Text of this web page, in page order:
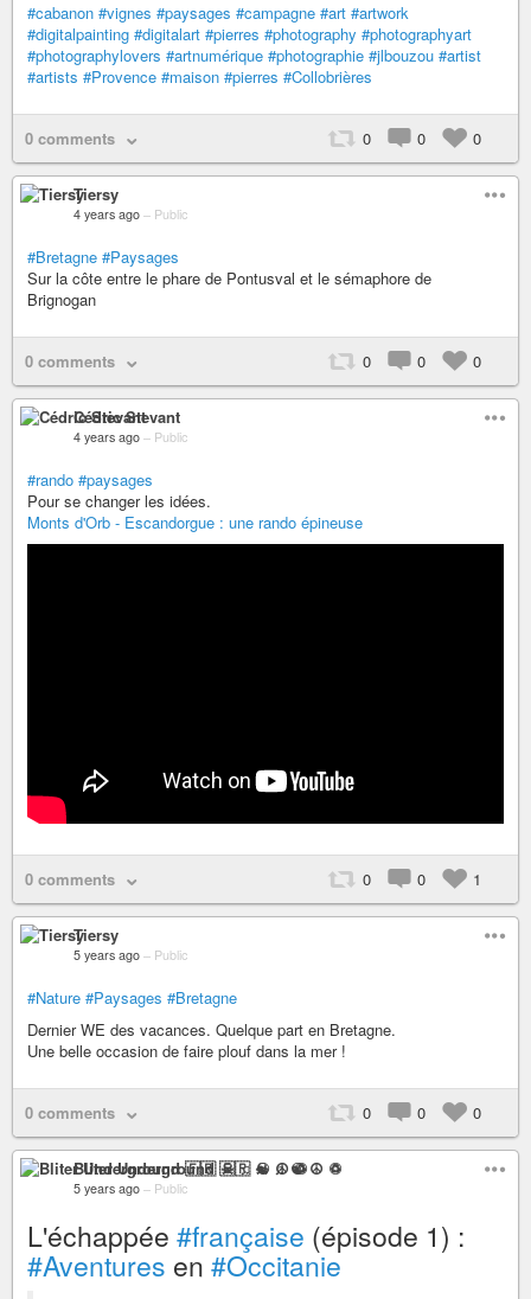
#cabanon #vignes #paysages #campagne #art #artwork
#digitalpainting #digitalart #pierres #photography #photographyart
#photographylovers #artnumérique #photographie #jlbouzou #artist
#artists #Provence #maison #pierres #Collobrières
0 comments 0 0 0
Tiersy
4 years ago – Public
#Bretagne #Paysages
Sur la côte entre le phare de Pontusval et le sémaphore de
Brignogan
0 comments 0 0 0
Cédric Stevant
4 years ago – Public
#rando #paysages
Pour se changer les idées.
Monts d'Orb - Escandorgue : une rando épineuse
0 comments 0 0 1
Tiersy
5 years ago – Public
#Nature #Paysages #Bretagne
Dernier WE des vacances. Quelque part en Bretagne.
Une belle occasion de faire plouf dans la mer !
0 comments 0 0 0
Bliter Underground 🇫🇷 ☠ ♫ ☯ ☮ ♽
5 years ago – Public
L'échappée #française (épisode 1) :
#Aventures en #Occitanie